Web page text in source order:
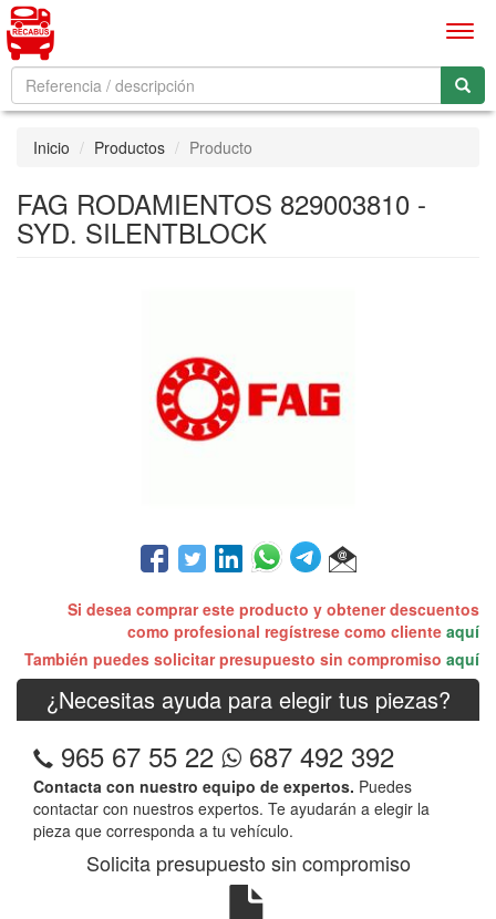
Inicio Productos Producto
FAG RODAMIENTOS 829003810 -
SYD. SILENTBLOCK
Si desea comprar este producto y obtener descuentos
como profesional regístrese como cliente aquí
También puedes solicitar presupuesto sin compromiso aquí
¿Necesitas ayuda para elegir tus piezas?
965 67 55 22 687 492 392
Contacta con nuestro equipo de expertos. Puedes
contactar con nuestros expertos. Te ayudarán a elegir la
pieza que corresponda a tu vehículo.
Solicita presupuesto sin compromiso